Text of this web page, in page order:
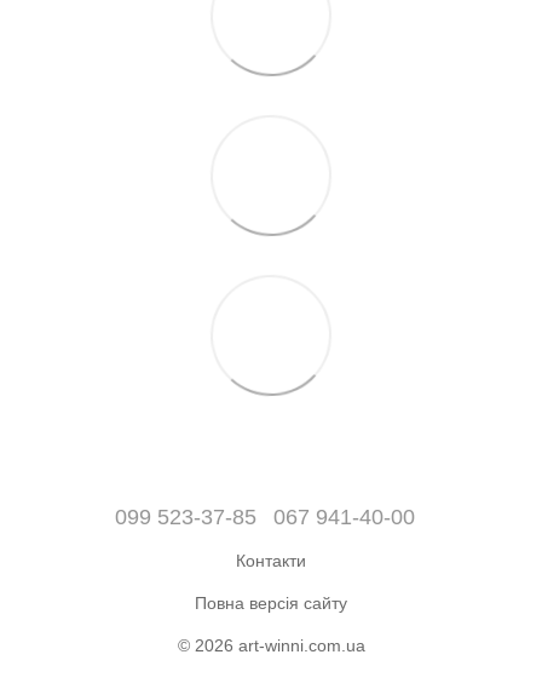
099 523-37-85 067 941-40-00
Контакти
Повна версія сайту
© 2026 art-winni.com.ua